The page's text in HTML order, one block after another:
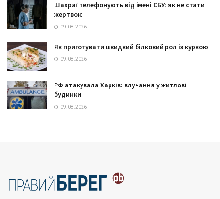
Шахраї телефонують від імені СБУ: як не стати
жертвою
09.08.2026
Як приготувати швидкий білковий рол із куркою
09.08.2026
РФ атакувала Харків: влучання у житлові
будинки
09.08.2026